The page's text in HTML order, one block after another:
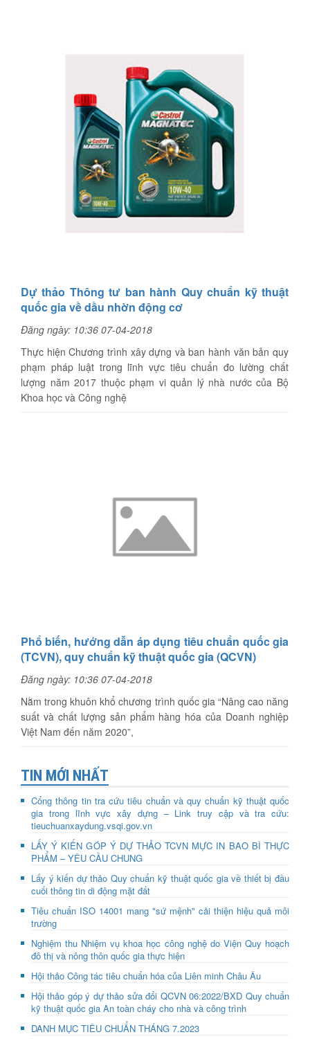
Dự thảo Thông tư ban hành Quy chuẩn kỹ thuật
quốc gia về dầu nhờn động cơ
Đăng ngày: 10:36 07-04-2018
Thực hiện Chương trình xây dựng và ban hành văn bản quy
phạm pháp luật trong lĩnh vực tiêu chuẩn đo lường chất
lượng năm 2017 thuộc phạm vi quản lý nhà nước của Bộ
Khoa học và Công nghệ
Phổ biến, hướng dẫn áp dụng tiêu chuẩn quốc gia
(TCVN), quy chuẩn kỹ thuật quốc gia (QCVN)
Đăng ngày: 10:36 07-04-2018
Nằm trong khuôn khổ chương trình quốc gia “Nâng cao năng
suất và chất lượng sản phẩm hàng hóa của Doanh nghiệp
Việt Nam đến năm 2020”,
TIN MỚI NHẤT
Cổng thông tin tra cứu tiêu chuẩn và quy chuẩn kỹ thuật quốc
gia trong lĩnh vực xây dựng – Link truy cập và tra cứu:
tieuchuanxaydung.vsqi.gov.vn
LẤY Ý KIẾN GÓP Ý DỰ THẢO TCVN MỰC IN BAO BÌ THỰC
PHẨM – YÊU CẦU CHUNG
Lấy ý kiến dự thảo Quy chuẩn kỹ thuật quốc gia về thiết bị đầu
cuối thông tin di động mặt đất
Tiêu chuẩn ISO 14001 mang "sứ mệnh" cải thiện hiệu quả môi
trường
Nghiệm thu Nhiệm vụ khoa học công nghệ do Viện Quy hoạch
đô thị và nông thôn quốc gia thực hiện
Hội thảo Công tác tiêu chuẩn hóa của Liên minh Châu Âu
Hội thảo góp ý dự thảo sửa đổi QCVN 06:2022/BXD Quy chuẩn
kỹ thuật quốc gia An toàn cháy cho nhà và công trình
DANH MỤC TIÊU CHUẨN THÁNG 7.2023